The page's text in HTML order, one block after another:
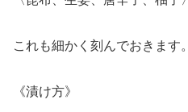
これも細かく刻んでおきます。
《漬け方》